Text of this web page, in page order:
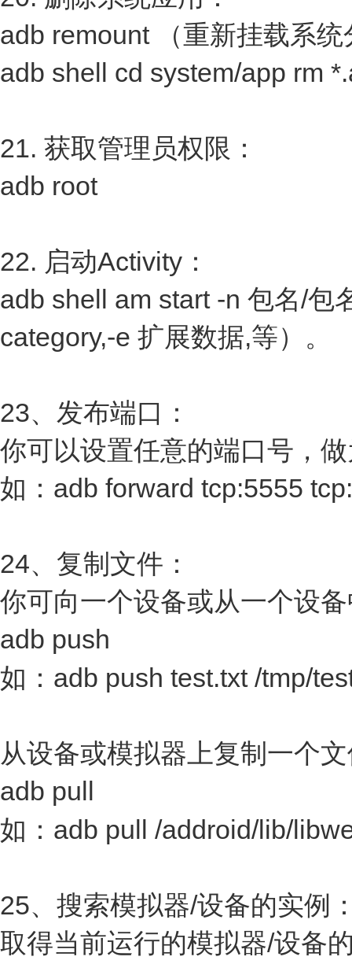
adb remount （重新挂载系
adb shell cd system/app rm
21. 获取管理员权限：
adb root
22. 启动Activity：
adb shell am start -n 包名/包
category,-e 扩展数据,等）。
23、发布端口：
你可以设置任意的端口号，
如：adb forward tcp:5555
24、复制文件：
你可向一个设备或从一个设
adb push
如：adb push test.txt /tmp/
从设备或模拟器上复制一个
adb pull
如：adb pull /addroid/lib/
25、搜索模拟器/设备的实例
取得当前运行的模拟器/设备